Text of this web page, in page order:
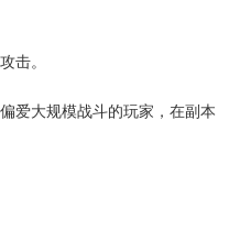
击。
爱大规模战斗的玩家，在副本